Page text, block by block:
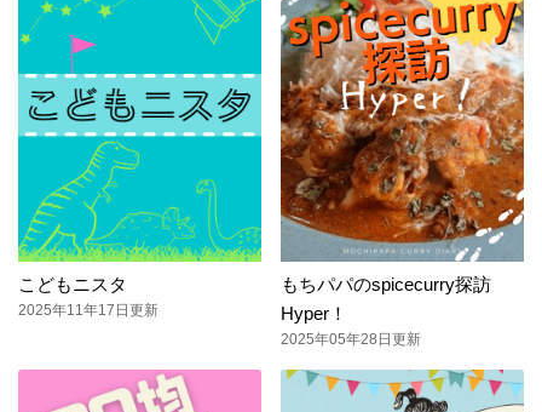
こどもニスタ
2025年11年17日更新
もちパパのspicecurry探訪
Hyper！
2025年05年28日更新